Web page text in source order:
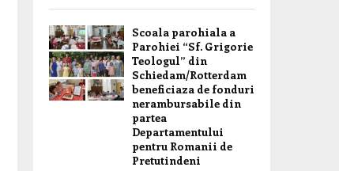
Scoala parohiala a
Parohiei “Sf. Grigorie
Teologul” din
Schiedam/Rotterdam
beneficiaza de fonduri
nerambursabile din
partea
Departamentului
pentru Romanii de
Pretutindeni